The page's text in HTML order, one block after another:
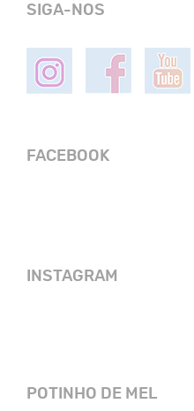
SIGA-NOS
FACEBOOK
INSTAGRAM
POTINHO DE MEL